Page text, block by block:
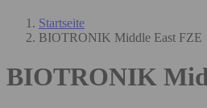
Startseite
BIOTRONIK Middle East FZE
BIOTRONIK